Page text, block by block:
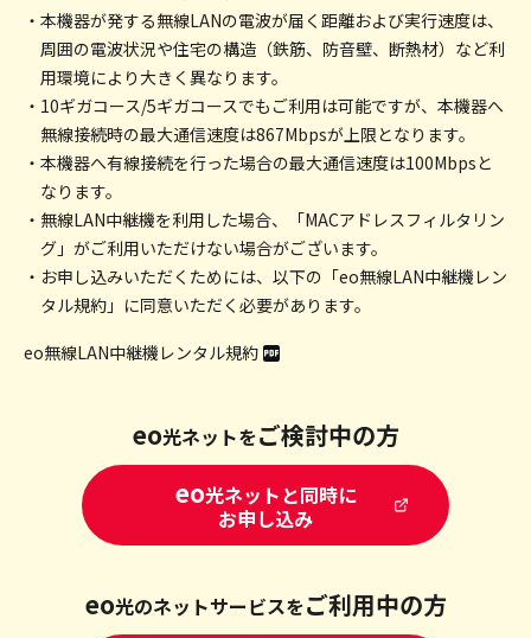
・本機器が発する無線LANの電波が届く距離および実行速度は、
周囲の電波状況や住宅の構造（鉄筋、防音壁、断熱材）など利
用環境により大きく異なります。
・10ギガコース/5ギガコースでもご利用は可能ですが、本機器へ
無線接続時の最大通信速度は867Mbpsが上限となります。
・本機器へ有線接続を行った場合の最大通信速度は100Mbpsと
なります。
・無線LAN中継機を利用した場合、「MACアドレスフィルタリン
グ」がご利用いただけない場合がございます。
・お申し込みいただくためには、以下の「eo無線LAN中継機レン
タル規約」に同意いただく必要があります。
eo無線LAN中継機レンタル規約
eo光ネットをご検討中の方
eo光ネットと同時に
お申し込み
eo光のネットサービスをご利用中の方